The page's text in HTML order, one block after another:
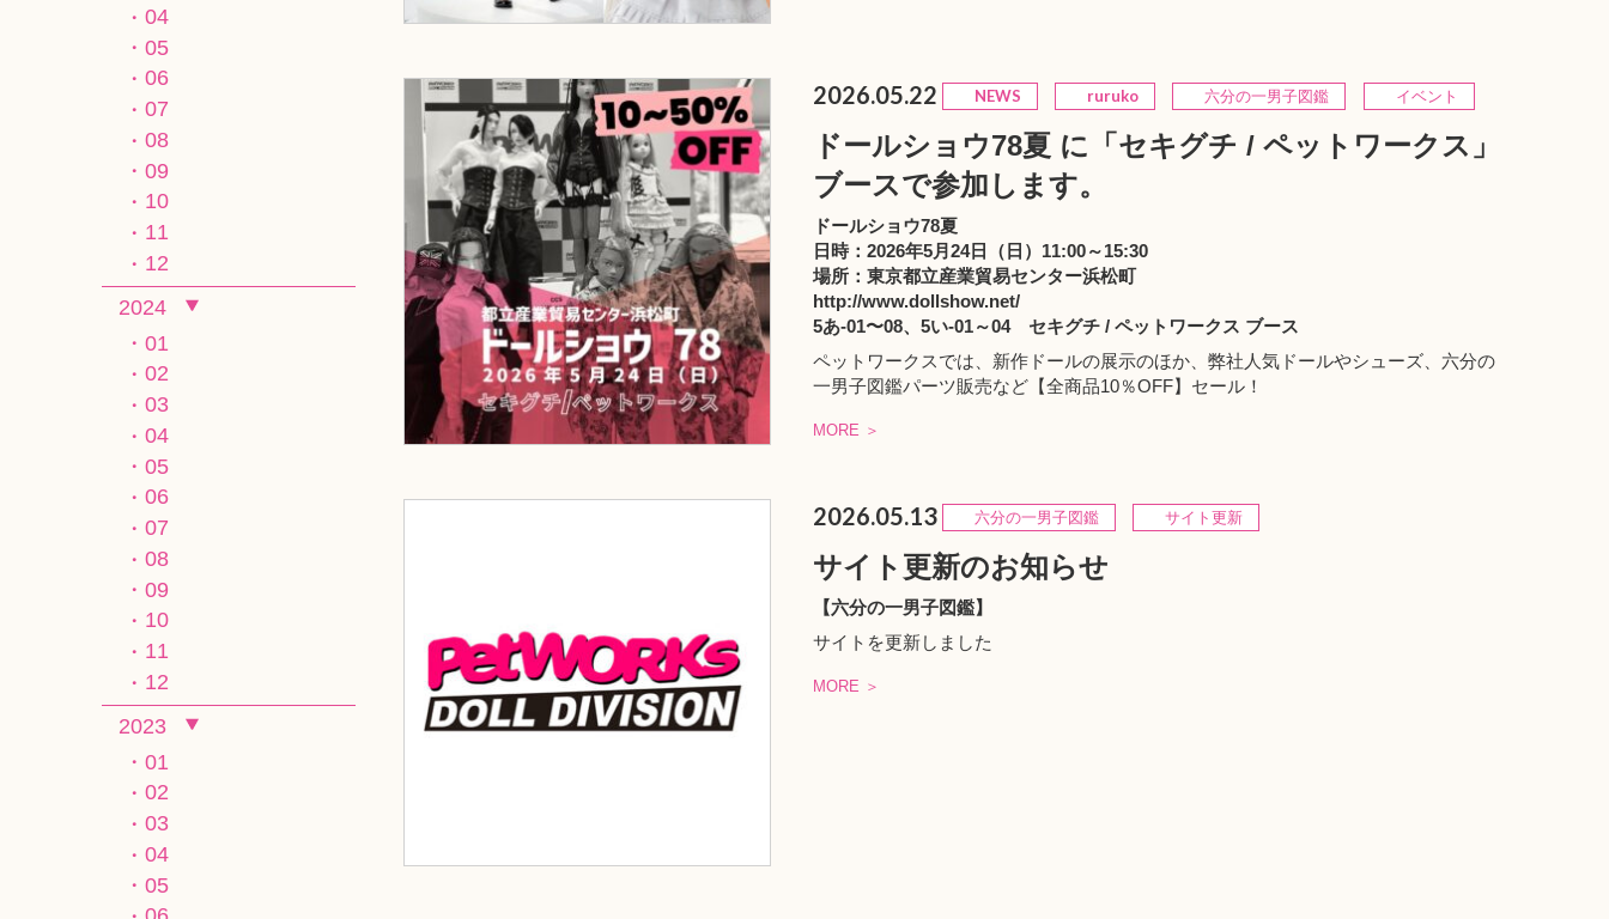
2026.05.22 NEWS ruruko 六分の一男子図鑑 イベント
ドールショウ78夏 に「セキグチ / ペットワークス」
ブースで参加します。
ドールショウ78夏
日時：2026年5月24日（日）11:00～15:30
場所：東京都立産業貿易センター浜松町
http://www.dollshow.net/
5あ-01〜08、5い-01～04 セキグチ / ペットワークス ブース
ペットワークスでは、新作ドールの展示のほか、弊社人気ドールやシューズ、六分の
一男子図鑑パーツ販売など【全商品10％OFF】セール！
MORE ＞
2026.05.13 六分の一男子図鑑 サイト更新
サイト更新のお知らせ
【六分の一男子図鑑】
サイトを更新しました
MORE ＞
04
05
06
07
08
09
10
11
12
2024
01
02
03
04
05
06
07
08
09
10
11
12
2023
01
02
03
04
05